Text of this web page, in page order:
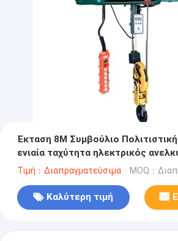
Έκταση 8M Συμβούλιο
ενιαία ταχύτητα ηλεκτρικός
5 τόνου με τον τηλεχειρισμό
Τιμή：Διαπραγματεύσιμα MOQ：
Καλύτερη τιμή